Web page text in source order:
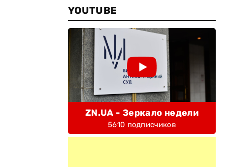
YOUTUBE
ZN.UA - Зеркало недели
5610 подписчиков